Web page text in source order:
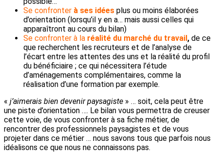
Se confronter à ses idées plus ou moins élaborées
d’orientation (lorsqu’il y en a… mais aussi celles qui
apparaîtront au cours du bilan)
Se confronter à la réalité du marché du travail , de ce
que recherchent les recruteurs et de l’analyse de
l’écart entre les attentes des uns et la réalité du profil
du bénéficiaire ; ce qui nécessitera l’étude
d’aménagements complémentaires, comme la
réalisation d’une formation par exemple.
« j’aimerais bien devenir paysagiste » … soit, cela peut être
une piste d’orientation …. Le bilan vous permettra de creuser
cette voie, de vous confronter à sa fiche métier, de
rencontrer des professionnels paysagistes et de vous
projeter dans ce métier … nous savons tous que parfois nous
idéalisons ce que nous ne connaissons pas.